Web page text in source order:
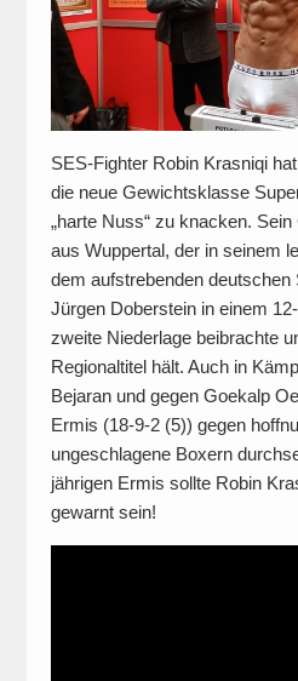
SES-Fighter Robin Krasniqi
die neue Gewichtsklasse
„harte Nuss“ zu knacken.
aus Wuppertal, der in seinem
dem aufstrebenden deutschen
Jürgen Doberstein in einem
zweite Niederlage beibrachte
Regionaltitel hält. Auch in
Bejaran und gegen Goekalp
Ermis (18-9-2 (5)) gegen
ungeschlagene Boxern
jährigen Ermis sollte Robin
gewarnt sein!